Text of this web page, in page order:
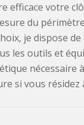
efficace votre
du
je dispose
les outils et
nécessaire
si vous